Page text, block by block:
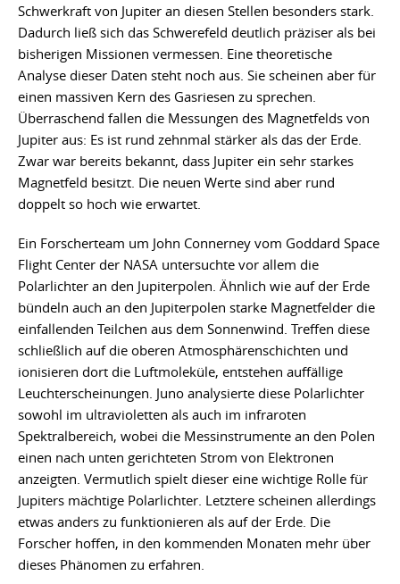
Schwerkraft von Jupiter an diesen Stellen besonders stark.
Dadurch ließ sich das Schwerefeld deutlich präziser als bei
bisherigen Missionen vermessen. Eine theoretische
Analyse dieser Daten steht noch aus. Sie scheinen aber für
einen massiven Kern des Gasriesen zu sprechen.
Überraschend fallen die Messungen des Magnetfelds von
Jupiter aus: Es ist rund zehnmal stärker als das der Erde.
Zwar war bereits bekannt, dass Jupiter ein sehr starkes
Magnetfeld besitzt. Die neuen Werte sind aber rund
doppelt so hoch wie erwartet.
Ein Forscherteam um John Connerney vom Goddard Space
Flight Center der NASA untersuchte vor allem die
Polarlichter an den Jupiterpolen. Ähnlich wie auf der Erde
bündeln auch an den Jupiterpolen starke Magnetfelder die
einfallenden Teilchen aus dem Sonnenwind. Treffen diese
schließlich auf die oberen Atmosphärenschichten und
ionisieren dort die Luftmoleküle, entstehen auffällige
Leuchterscheinungen. Juno analysierte diese Polarlichter
sowohl im ultravioletten als auch im infraroten
Spektralbereich, wobei die Messinstrumente an den Polen
einen nach unten gerichteten Strom von Elektronen
anzeigten. Vermutlich spielt dieser eine wichtige Rolle für
Jupiters mächtige Polarlichter. Letztere scheinen allerdings
etwas anders zu funktionieren als auf der Erde. Die
Forscher hoffen, in den kommenden Monaten mehr über
dieses Phänomen zu erfahren.